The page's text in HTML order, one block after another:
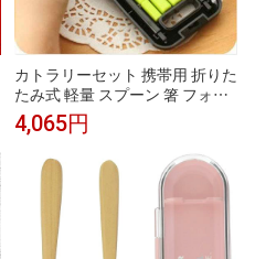
カトラリーセット 携帯用 折りた
たみ式 軽量 スプーン 箸 フォー
ク 3点セット 旅行 キャンプ アウ
トドア ソロキャンプ ランチ お
弁当 ピクニック シンプルデザイ
ン ローズレッド
4,065円